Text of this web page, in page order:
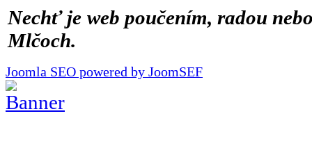
Nechť je web poučením, radou
Mlčoch.
Joomla SEO powered by JoomSEF